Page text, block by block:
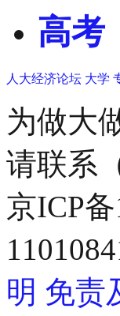
高考
人大经济论坛 大学
为做大
请联系
京ICP
明 免责